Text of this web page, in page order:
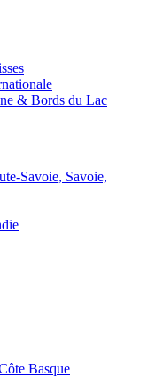
& Bords du Lac
Savoie, Savoie,
Basque